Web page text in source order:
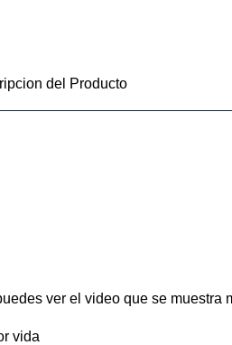
del Producto
ver el video que se
vida